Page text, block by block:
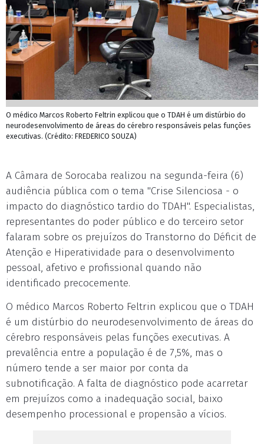
O médico Marcos Roberto Feltrin explicou que o TDAH é um distúrbio do
neurodesenvolvimento de áreas do cérebro responsáveis pelas funções
executivas. (Crédito: FREDERICO SOUZA)
A Câmara de Sorocaba realizou na segunda-feira (6)
audiência pública com o tema "Crise Silenciosa - o
impacto do diagnóstico tardio do TDAH". Especialistas,
representantes do poder público e do terceiro setor
falaram sobre os prejuízos do Transtorno do Déficit de
Atenção e Hiperatividade para o desenvolvimento
pessoal, afetivo e profissional quando não
identificado precocemente.
O médico Marcos Roberto Feltrin explicou que o TDAH
é um distúrbio do neurodesenvolvimento de áreas do
cérebro responsáveis pelas funções executivas. A
prevalência entre a população é de 7,5%, mas o
número tende a ser maior por conta da
subnotificação. A falta de diagnóstico pode acarretar
em prejuízos como a inadequação social, baixo
desempenho processional e propensão a vícios.